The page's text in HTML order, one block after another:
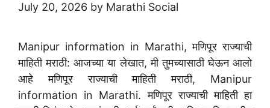
July 20, 2026 by Marathi Social
Manipur information in Marathi, मणिपूर राज्याची
माहिती मराठी: आजच्या या लेखात, मी तुमच्यासाठी घेऊन आलो
आहे मणिपूर राज्याची माहिती मराठी, Manipur
information in Marathi. मणिपूर राज्याची माहिती हा